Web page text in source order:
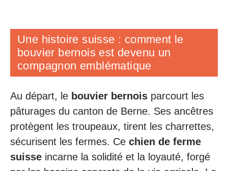
Une histoire suisse : comment le
bouvier bernois est devenu un
compagnon emblématique
Au départ, le bouvier bernois parcourt les
pâturages du canton de Berne. Ses ancêtres
protègent les troupeaux, tirent les charrettes,
sécurisent les fermes. Ce chien de ferme
suisse incarne la solidité et la loyauté, forgé